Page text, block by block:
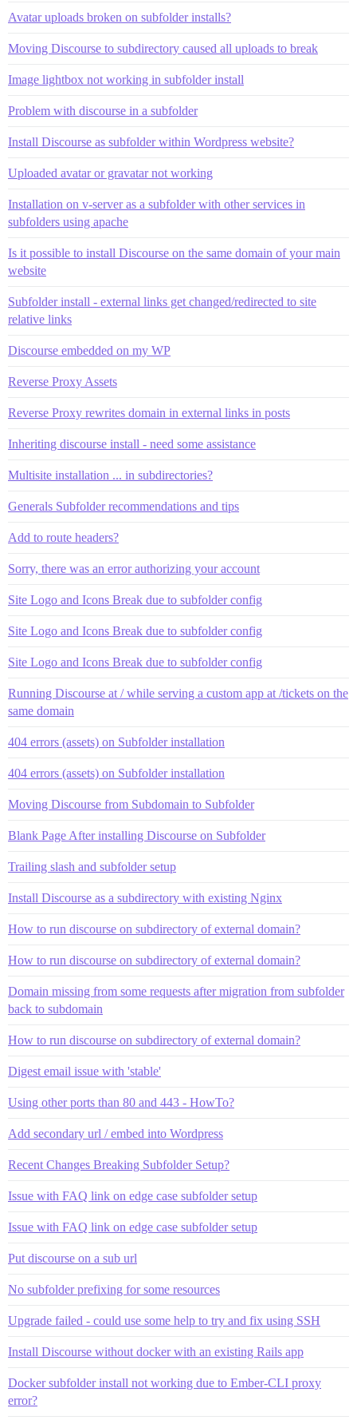
Avatar uploads broken on subfolder installs?
Moving Discourse to subdirectory caused all uploads to break
Image lightbox not working in subfolder install
Problem with discourse in a subfolder
Install Discourse as subfolder within Wordpress website?
Uploaded avatar or gravatar not working
Installation on v-server as a subfolder with other services in
subfolders using apache
Is it possible to install Discourse on the same domain of your main
website
Subfolder install - external links get changed/redirected to site
relative links
Discourse embedded on my WP
Reverse Proxy Assets
Reverse Proxy rewrites domain in external links in posts
Inheriting discourse install - need some assistance
Multisite installation ... in subdirectories?
Generals Subfolder recommendations and tips
Add to route headers?
Sorry, there was an error authorizing your account
Site Logo and Icons Break due to subfolder config
Site Logo and Icons Break due to subfolder config
Site Logo and Icons Break due to subfolder config
Running Discourse at / while serving a custom app at /tickets on the
same domain
404 errors (assets) on Subfolder installation
404 errors (assets) on Subfolder installation
Moving Discourse from Subdomain to Subfolder
Blank Page After installing Discourse on Subfolder
Trailing slash and subfolder setup
Install Discourse as a subdirectory with existing Nginx
How to run discourse on subdirectory of external domain?
How to run discourse on subdirectory of external domain?
Domain missing from some requests after migration from subfolder
back to subdomain
How to run discourse on subdirectory of external domain?
Digest email issue with 'stable'
Using other ports than 80 and 443 - HowTo?
Add secondary url / embed into Wordpress
Recent Changes Breaking Subfolder Setup?
Issue with FAQ link on edge case subfolder setup
Issue with FAQ link on edge case subfolder setup
Put discourse on a sub url
No subfolder prefixing for some resources
Upgrade failed - could use some help to try and fix using SSH
Install Discourse without docker with an existing Rails app
Docker subfolder install not working due to Ember-CLI proxy
error?